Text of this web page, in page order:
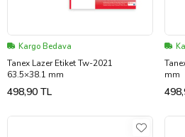
Kargo Bedava
Tanex Lazer Etiket Tw-2021
63.5×38.1 mm
498,90 TL
mm